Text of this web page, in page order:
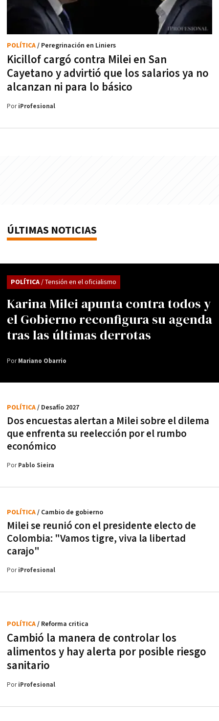
Kicillof cargó contra Milei en San
Cayetano y advirtió que los salarios ya no
alcanzan ni para lo básico
POLÍTICA/ Peregrinación en Liniers
PoriProfesional
ÚLTIMAS NOTICIAS
Karina Milei apunta contra todos y
el Gobierno reconfigura su agenda
tras las últimas derrotas
POLÍTICA / Tensión en el oficialismo
PorMariano Obarrio
Dos encuestas alertan a Milei sobre el dilema
que enfrenta su reelección por el rumbo
económico
POLÍTICA/ Desafío 2027
PorPablo Sieira
Milei se reunió con el presidente electo de
Colombia: "Vamos tigre, viva la libertad
carajo"
POLÍTICA/ Cambio de gobierno
PoriProfesional
Cambió la manera de controlar los
alimentos y hay alerta por posible riesgo
sanitario
POLÍTICA/ Reforma critica
PoriProfesional